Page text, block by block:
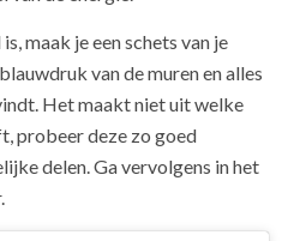
maak je een schets van je
van de muren en alles
Het maakt niet uit welke
probeer deze zo goed
delen. Ga vervolgens in het